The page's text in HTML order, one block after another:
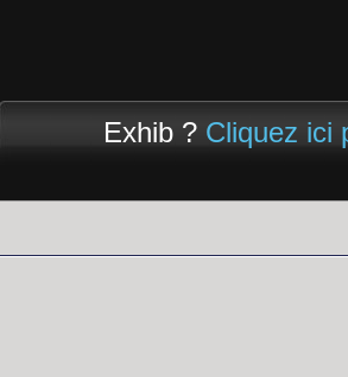
Exhib ? Cliquez ici